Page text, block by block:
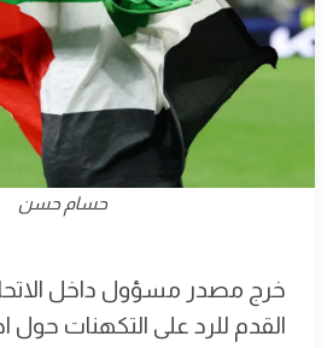
حسام حسن
خرج مصدر مسؤول داخل
القدم للرد على التكهنات حول